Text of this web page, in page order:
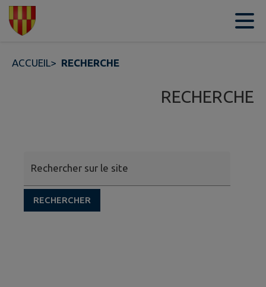
Contenu
ACCUEIL> RECHERCHE
RECHERCHE
Rechercher sur le site
RECHERCHER